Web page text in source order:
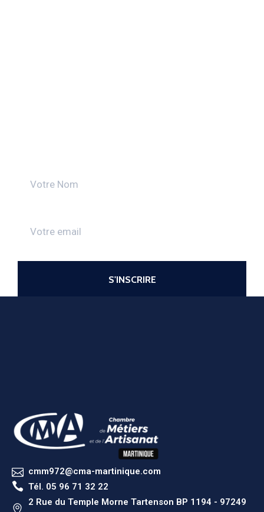
cmm972@cma-martinique.com
Tél. 05 96 71 32 22
2 Rue du Temple Morne Tartenson BP 1194 - 97249